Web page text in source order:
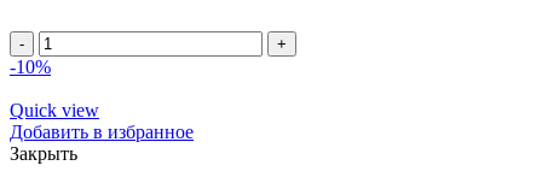
Количество
товара
1125Lp/
1143La
ремень
зубчатый
-10%
Quick view
Добавить в избранное
Закрыть